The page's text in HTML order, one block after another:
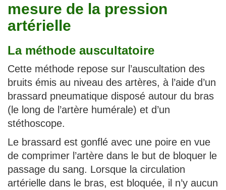
mesure de la pression
artérielle
La méthode auscultatoire
Cette méthode repose sur l’auscultation des
bruits émis au niveau des artères, à l’aide d’un
brassard pneumatique disposé autour du bras
(le long de l’artère humérale) et d’un
stéthoscope.
Le brassard est gonflé avec une poire en vue
de comprimer l’artère dans le but de bloquer le
passage du sang. Lorsque la circulation
artérielle dans le bras, est bloquée, il n’y aucun